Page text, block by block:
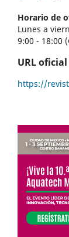
Horario de
Lunes a
9:00 - 18:00
URL oficial
https://